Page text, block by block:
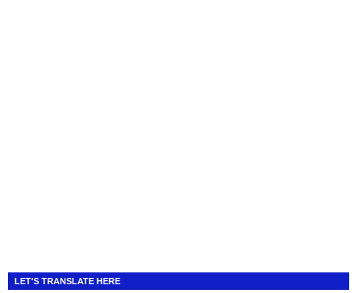
LET'S TRANSLATE HERE